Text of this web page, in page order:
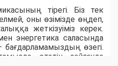
тірегі. Біз тек
оны өзімізде өңдеп,
жеткізуіміз керек.
энергетика саласында
өзегі.
өтетін сайлауда